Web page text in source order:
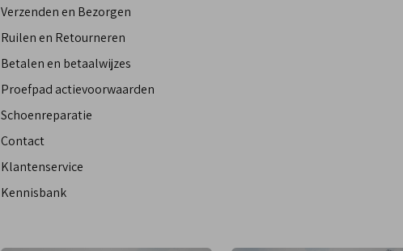
Verzenden en Bezorgen
Ruilen en Retourneren
Betalen en betaalwijzes
Proefpad actievoorwaarden
Schoenreparatie
Contact
Klantenservice
Kennisbank